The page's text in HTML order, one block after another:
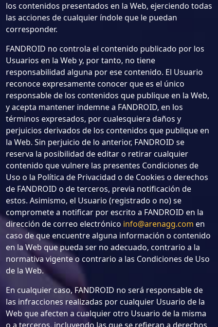
los contenidos presentados en la Web, ejerciendo todas
las acciones de cualquier índole que le puedan
corresponder.
FANDROID no controla el contenido publicado por los
Usuarios en la Web y, por tanto, no tiene
responsabilidad alguna por ese contenido. El Usuario
reconoce expresamente conocer que es el único
responsable de los contenidos que publique en la Web,
y acepta mantener indemne a FANDROID, en los
términos expresados, por cualesquiera daños y
perjuicios derivados de los contenidos que publique en
la Web. Sin perjuicio de lo anterior, FANDROID se
reserva la posibilidad de editar o retirar cualquier
contenido que vulnere las presentes Condiciones de
Uso o la Política de Privacidad o de Cookies o derechos
de FANDROID o de terceros, previa notificación de
estos. Asimismo, el Usuario (registrado o no) se
compromete a notificar por escrito a FANDROID en la
dirección de correo electrónico info@arenagg.com en
caso de que encuentre alguna información o contenido
en la Web que pueda ser no adecuado, contrario a la
normativa vigente o contrario a las Condiciones de Uso
de la Web.
En cualquier caso, FANDROID no será responsable de
las infracciones realizadas por cualquier Usuario de la
Web que afecten a cualquier otro Usuario de la misma